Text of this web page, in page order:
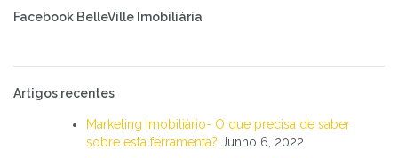
Facebook BelleVille Imobiliária
Artigos recentes
Marketing Imobiliário- O que precisa de saber
sobre esta ferramenta? Junho 6, 2022